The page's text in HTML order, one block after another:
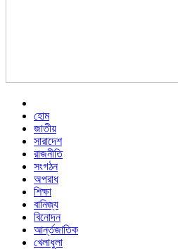
হোম
জাতীয়
সারাদেশ
রাজনীতি
সংগঠন
অপরাধ
শিক্ষা
বানিজ্য
বিনোদন
আর্ন্তজাতিক
খেলাধুলা